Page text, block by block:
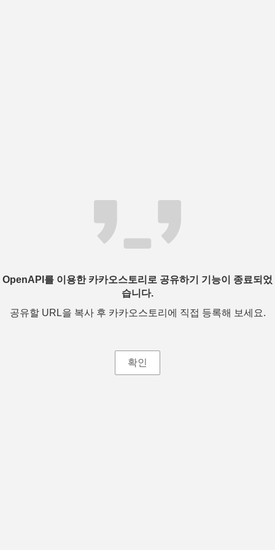
OpenAPI를 이용한 카카오스토리로 공유하기 기능이 종료되었
습니다.
공유할 URL을 복사 후 카카오스토리에 직접 등록해 보세요.
확인